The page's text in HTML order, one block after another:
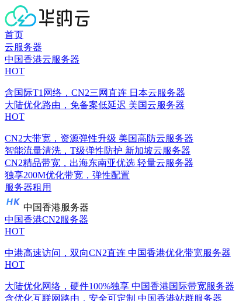
首页
云服务器
中国香港云服务器
HOT
含国际T1网络，CN2三网直连 日本云服务器
大陆优化路由，免备案低延迟 美国云服务器
HOT
CN2大带宽，资源弹性升级 美国高防云服务器
智能流量清洗，T级弹性防护 新加坡云服务器
CN2精品带宽，出海东南亚优选 轻量云服务器
独享200M优化带宽，弹性配置
服务器租用
中国香港服务器
中国香港CN2服务器
HOT
中港高速访问，双向CN2直连 中国香港优化带宽服务器
HOT
大陆优化网络，硬件100%独享 中国香港国际带宽服务器
含优化互联网路由，安全可定制 中国香港站群服务器